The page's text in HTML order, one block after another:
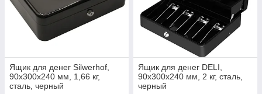
Ящик для денег Silwerhof,
90х300х240 мм, 1,66 кг,
сталь, черный
Ящик для денег DELI,
90х300х240 мм, 2 кг, сталь,
черный